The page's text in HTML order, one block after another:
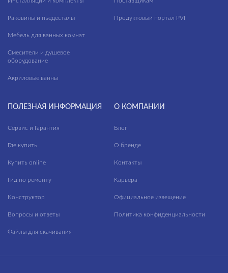
Раковины и пьедесталы
Мебель для ванных комнат
Смесители и душевое
оборудование
Акриловые ванны
Продуктовый портал PVI
ПОЛЕЗНАЯ ИНФОРМАЦИЯ
Сервис и Гарантия
Где купить
Купить online
Гид по ремонту
Конструктор
Вопросы и ответы
Файлы для скачивания
О КОМПАНИИ
Блог
О бренде
Контакты
Карьера
Официальное извещение
Политика конфиденциальности